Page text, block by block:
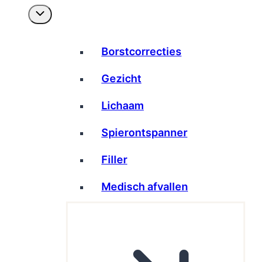
Borstcorrecties
Gezicht
Lichaam
Spierontspanner
Filler
Medisch afvallen